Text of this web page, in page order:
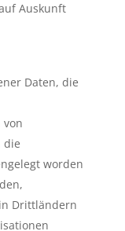
Auskunft
Daten, die
von
die
worden
Drittländern